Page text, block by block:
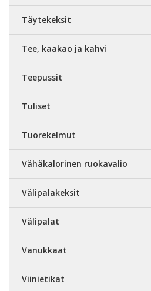
Täytekeksit
Tee, kaakao ja kahvi
Teepussit
Tuliset
Tuorekelmut
Vähäkalorinen ruokavalio
Välipalakeksit
Välipalat
Vanukkaat
Viinietikat